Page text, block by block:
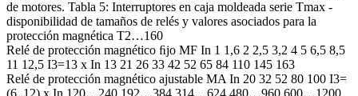
de motores. Tabla 5: Interruptores en caja moldeada serie Tmax -
disponibilidad de tamaños de relés y valores asociados para la
protección magnética T2…160
Relé de protección magnético ﬁjo MF In 1 1,6 2 2,5 3,2 4 5 6,5 8,5
11 12,5 I3=13 x In 13 21 26 33 42 52 65 84 110 145 163
Relé de protección magnético ajustable MA In 20 32 52 80 100 I3=